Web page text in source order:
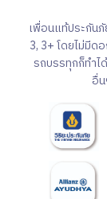
เพื่อนแท้ประกัน
3, 3+ โดยไม่มีด
รถบรรทุกก็ทำ
อื่